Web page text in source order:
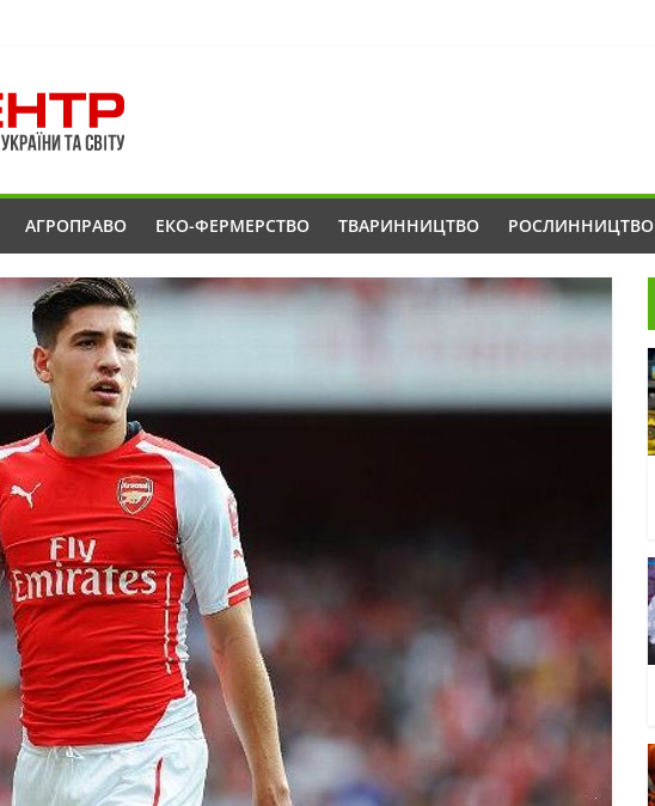
АГРОПРАВО ЕКО-ФЕРМЕРСТВО ТВАРИННИЦТВО РОСЛИННИЦТВО